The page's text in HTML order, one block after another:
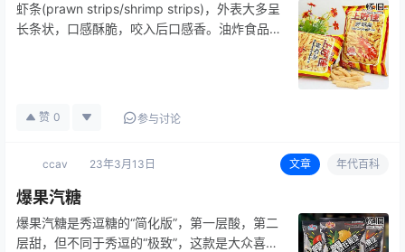
虾条(prawn strips/shrimp strips)，外表大多呈
长条状，口感酥脆，咬入后口感香。油炸食品，
赞 0 参与讨论
ccav 23年3月13日 文章 年代百科
爆果汽糖
爆果汽糖是秀逗糖的“简化版”，第一层酸，第二
层甜，但不同于秀逗的“极致”，这款是大众喜爱